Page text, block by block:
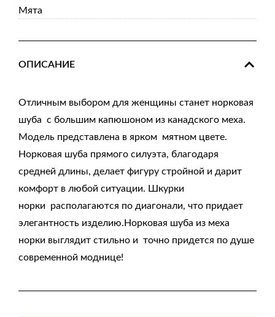
Мята
ОПИСАНИЕ
Отличным выбором для женщины станет норковая
шуба с большим капюшоном из канадского меха.
Модель представлена в ярком мятном цвете.
Норковая шуба прямого силуэта, благодаря
средней длины, делает фигуру стройной и дарит
комфорт в любой ситуации. Шкурки
норки располагаются по диагонали, что придает
элегантность изделию.Норковая шуба из меха
норки выглядит стильно и точно придется по душе
современной моднице!